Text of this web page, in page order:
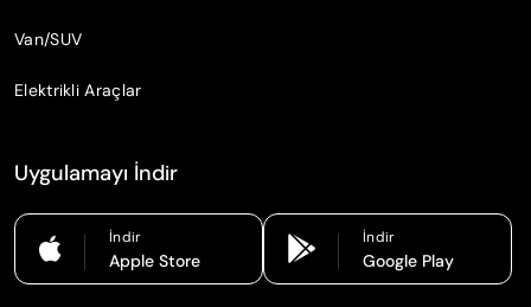
Van/SUV
Elektrikli Araçlar
Uygulamayı İndir
İndir
Apple Store
İndir
Google Play